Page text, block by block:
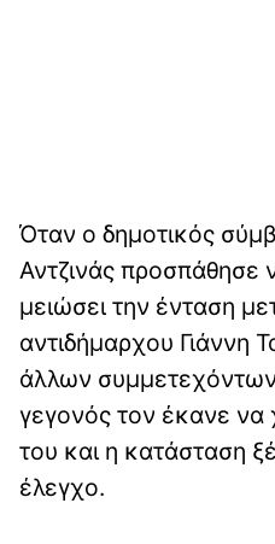
Όταν ο δημοτικός
Αντζινάς προσπάθησε
μειώσει την ένταση
αντιδήμαρχου Γιάννη
άλλων
γεγονός τον έκανε να
του και η κατάσταση
έλεγχο.